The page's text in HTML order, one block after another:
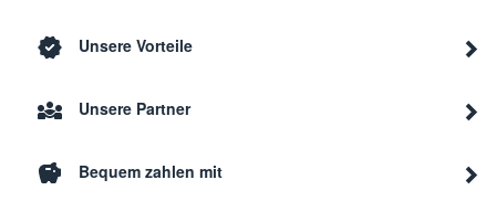
Unsere Vorteile
Unsere Partner
Bequem zahlen mit